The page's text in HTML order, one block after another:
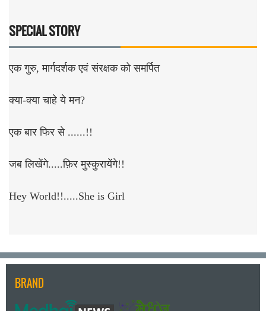
SPECIAL STORY
एक गुरु, मार्गदर्शक एवं संरक्षक को समर्पित
क्या-क्या चाहे ये मन?
एक बार फिर से ......!!
जब लिखेंगे.....फ़िर मुस्कुरायेंगे!!
Hey World!!.....She is Girl
BRAND